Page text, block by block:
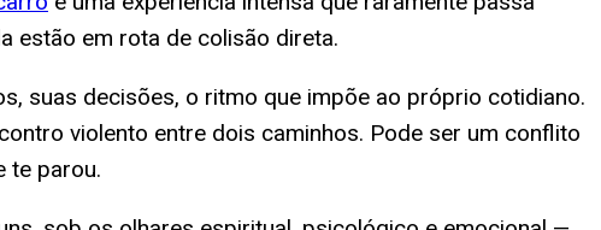
estão em rota de colisão direta.
suas decisões, o ritmo que impõe ao próprio cotidiano.
violento entre dois caminhos. Pode ser um conflito
te parou.